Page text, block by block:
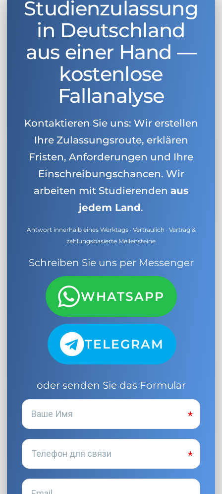
Studienzulassung
in Deutschland
aus einer Hand —
kostenlose
Fallanalyse
Kontaktieren Sie uns: Wir erstellen
Ihre Zulassungsroute, erklären
Fristen, Anforderungen und Ihre
Einschreibungschancen. Wir
arbeiten mit Studierenden aus
jedem Land.
Antwort innerhalb eines Werktags · Vertraulich · Vertrag &
zahlungsbasierte Meilensteine
Schreiben Sie uns per Messenger
WHATSAPP
TELEGRAM
oder senden Sie das Formular